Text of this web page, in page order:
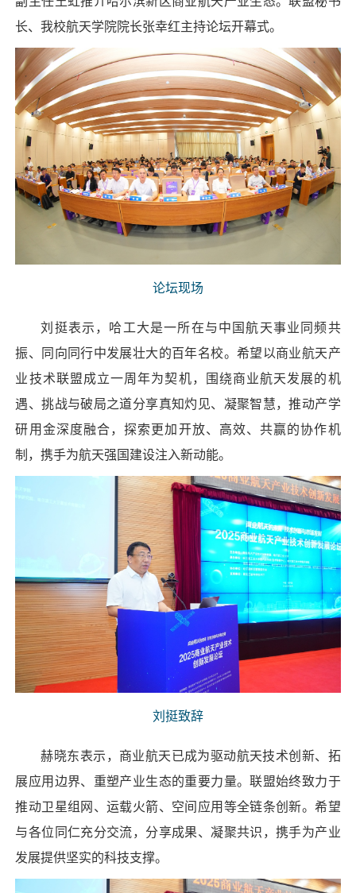
长、我校航天学院院长张幸红主持论坛开幕式。
论坛现场
刘挺表示，哈工大是一所在与中国航天事业同频共
振、同向同行中发展壮大的百年名校。希望以商业航天产
业技术联盟成立一周年为契机，围绕商业航天发展的机
遇、挑战与破局之道分享真知灼见、凝聚智慧，推动产学
研用金深度融合，探索更加开放、高效、共赢的协作机
制，携手为航天强国建设注入新动能。
刘挺致辞
赫晓东表示，商业航天已成为驱动航天技术创新、拓
展应用边界、重塑产业生态的重要力量。联盟始终致力于
推动卫星组网、运载火箭、空间应用等全链条创新。希望
与各位同仁充分交流，分享成果、凝聚共识，携手为产业
发展提供坚实的科技支撑。